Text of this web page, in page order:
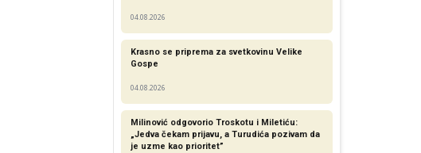
04.08.2026
Krasno se priprema za svetkovinu Velike
Gospe
04.08.2026
Milinović odgovorio Troskotu i Miletiću:
„Jedva čekam prijavu, a Turudića pozivam da
je uzme kao prioritet”